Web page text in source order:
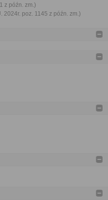
z późn. zm.)
poz. 1145 z późn. zm.)